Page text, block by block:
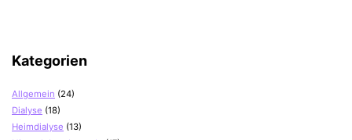
Kategorien
Allgemein (24)
Dialyse (18)
Heimdialyse (13)